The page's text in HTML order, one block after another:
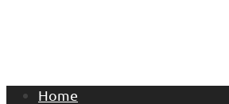
Home